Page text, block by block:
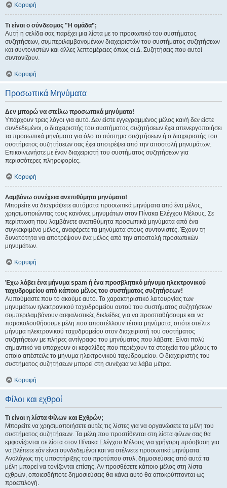
Κορυφή
Τι είναι ο σύνδεσμος "Η ομάδα”;
Αυτή η σελίδα σας παρέχει μια λίστα με το προσωπικό του συστήματος
συζητήσεων, συμπεριλαμβανομένων διαχειριστών του συστήματος συζητήσεων
και συντονιστών και άλλες λεπτομέρειες όπως οι Δ. Συζητήσεις που αυτοί
συντονίζουν.
Κορυφή
Προσωπικά Μηνύματα
Δεν μπορώ να στείλω προσωπικά μηνύματα!
Υπάρχουν τρεις λόγοι για αυτό. Δεν είστε εγγεγραμμένος μέλος και/ή δεν είστε
συνδεδεμένοι, ο διαχειριστής του συστήματος συζητήσεων έχει απενεργοποιήσει
τα προσωπικά μηνύματα για όλο το σύστημα συζητήσεων ή ο διαχειριστής του
συστήματος συζητήσεων σας έχει αποτρέψει από την αποστολή μηνυμάτων.
Επικοινωνήστε με έναν διαχειριστή του συστήματος συζητήσεων για
περισσότερες πληροφορίες.
Κορυφή
Λαμβάνω συνέχεια ανεπιθύμητα μηνύματα!
Μπορείτε να διαγράψετε αυτόματα προσωπικά μηνύματα από ένα μέλος,
χρησιμοποιώντας τους κανόνες μηνυμάτων στον Πίνακα Ελέγχου Μέλους. Σε
περίπτωση που λαμβάνετε ανεπιθύμητα προσωπικά μηνύματα από ένα
συγκεκριμένο μέλος, αναφέρετε τα μηνύματα στους συντονιστές. Έχουν τη
δυνατότητα να αποτρέψουν ένα μέλος από την αποστολή προσωπικών
μηνυμάτων.
Κορυφή
Έχω λάβει ένα μήνυμα spam ή ένα προσβλητικό μήνυμα ηλεκτρονικού
ταχυδρομείου από κάποιο μέλος του συστήματος συζητήσεων!
Λυπούμαστε που το ακούμε αυτό. Το χαρακτηριστικό λειτουργίας των
μηνυμάτων ηλεκτρονικού ταχυδρομείου αυτού του συστήματος συζητήσεων
συμπεριλαμβάνουν ασφαλιστικές δικλείδες για να προσπαθήσουμε και να
παρακολουθήσουμε μέλη που αποστέλλουν τέτοια μηνύματα, οπότε στείλτε
μήνυμα ηλεκτρονικού ταχυδρομείου στον διαχειριστή του συστήματος
συζητήσεων με πλήρες αντίγραφο του μηνύματος που λάβατε. Είναι πολύ
σημαντικό να υπάρχουν οι κεφαλίδες που περιέχουν τα στοιχεία του μέλους το
οποίο απέστειλε το μήνυμα ηλεκτρονικού ταχυδρομείου. Ο διαχειριστής του
συστήματος συζητήσεων μπορεί στη συνέχεια να λάβει μέτρα.
Κορυφή
Φίλοι και εχθροί
Τι είναι η λίστα Φίλων και Εχθρών;
Μπορείτε να χρησιμοποιήσετε αυτές τις λίστες για να οργανώσετε τα μέλη του
συστήματος συζητήσεων. Τα μέλη που προστίθενται στη λίστα φίλων σας θα
εμφανίζονται σε λίστα στον Πίνακα Ελέγχου Μέλους για γρήγορη πρόσβαση για
να βλέπετε εάν είναι συνδεδεμένοι και να στέλνετε προσωπικά μηνύματα.
Αναλόγως της υποστήριξης του προτύπου στυλ, δημοσιεύσεις από αυτά τα
μέλη μπορεί να τονίζονται επίσης. Αν προσθέσετε κάποιο μέλος στη λίστα
εχθρών, οποιεσδήποτε δημοσιεύσεις θα κάνει αυτό θα αποκρύπτονται ως
προεπιλογή.